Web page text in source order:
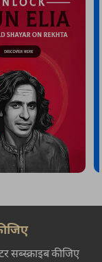
सब्स्क्राइब कीजिए